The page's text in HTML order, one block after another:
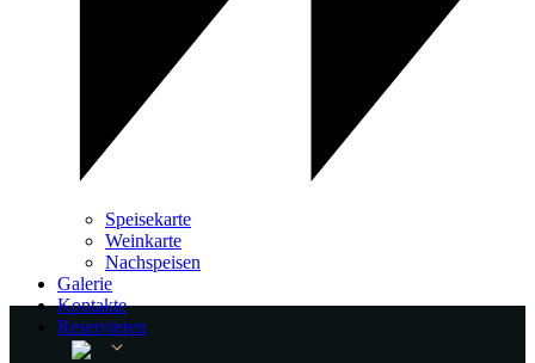
Speisekarte
Weinkarte
Nachspeisen
Galerie
Kontakte
Reservieren